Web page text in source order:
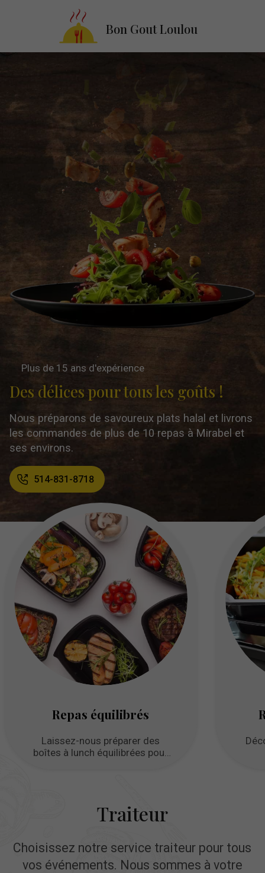
Bon Gout Loulou
Plus de 15 ans d'expérience
Des délices pour tous les goûts !
Nous préparons de savoureux plats halal et livrons
les commandes de plus de 10 repas à Mirabel et
ses environs.
514-831-8718
Repas équilibrés
Laissez-nous préparer des
boîtes à lunch équilibrées pour
Traiteur
Choisissez notre service traiteur pour tous
vos événements. Nous sommes à votre